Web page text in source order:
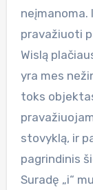
neįmanoma.
pravažiuoti
Wislą
yra mes
toks
stovyklą, ir
pagrindinis
Suradę „i“